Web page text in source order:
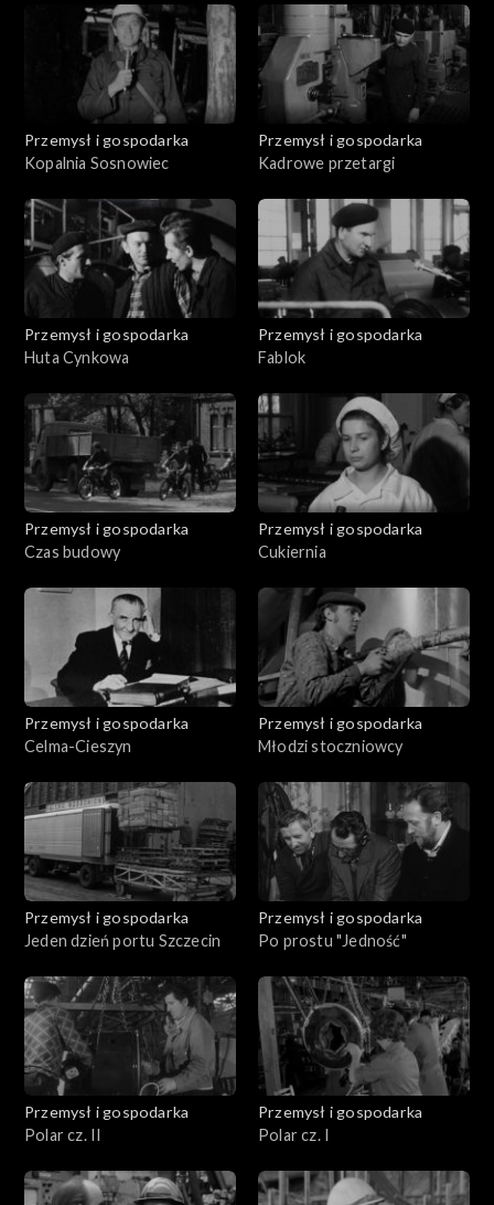
Przemysł i gospodarka
Kopalnia Sosnowiec
Przemysł i gospodarka
Kadrowe przetargi
Przemysł i gospodarka
Huta Cynkowa
Przemysł i gospodarka
Fablok
Przemysł i gospodarka
Czas budowy
Przemysł i gospodarka
Cukiernia
Przemysł i gospodarka
Celma-Cieszyn
Przemysł i gospodarka
Młodzi stoczniowcy
Przemysł i gospodarka
Jeden dzień portu Szczecin
Przemysł i gospodarka
Po prostu "Jedność"
Przemysł i gospodarka
Polar cz. II
Przemysł i gospodarka
Polar cz. I